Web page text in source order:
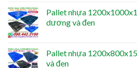
Pallet nhựa
dương và đen
Pallet nhựa
và đen